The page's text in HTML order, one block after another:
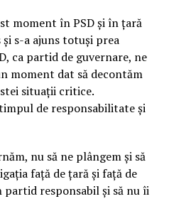
moment în PSD și în țară
s-a ajuns totuși prea
ca partid de guvernare, ne
moment dat să decontăm
situații critice.
de responsabilitate și
nu să ne plângem și să
față de țară și față de
responsabil și să nu îi